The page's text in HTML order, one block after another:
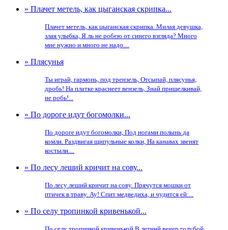
» Плачет метель, как цыганская скрипка...
Плачет метель, как цыганская скрипка. Милая девушка,
злая улыбка, Я ль не робею от синего взгляда? Много
мне нужно и много не надо....
» Плясунья
Ты играй, гармонь, под трензель, Отсыпай, плясунья,
дробь! На платке краснеет вензель, Знай прищелкивай,
не робь!...
» По дороге идут богомолки...
По дороге идут богомолки, Под ногами полынь да
комли. Раздвигая щипульные колки, На канавах звенят
костыли....
» По лесу леший кричит на сову...
По лесу леший кричит на сову. Прячутся мошки от
птичек в траву. Ау! Спит медведиха, и чудится ей:...
» По селу тропинкой кривенькой...